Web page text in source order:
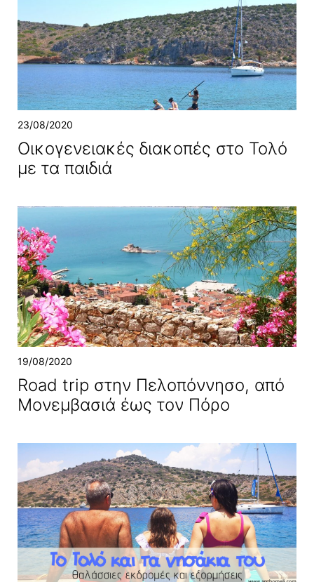
23/08/2020
Οικογενειακές διακοπές στο Τολό
με τα παιδιά
19/08/2020
Road trip στην Πελοπόννησο, από
Μονεμβασιά έως τον Πόρο